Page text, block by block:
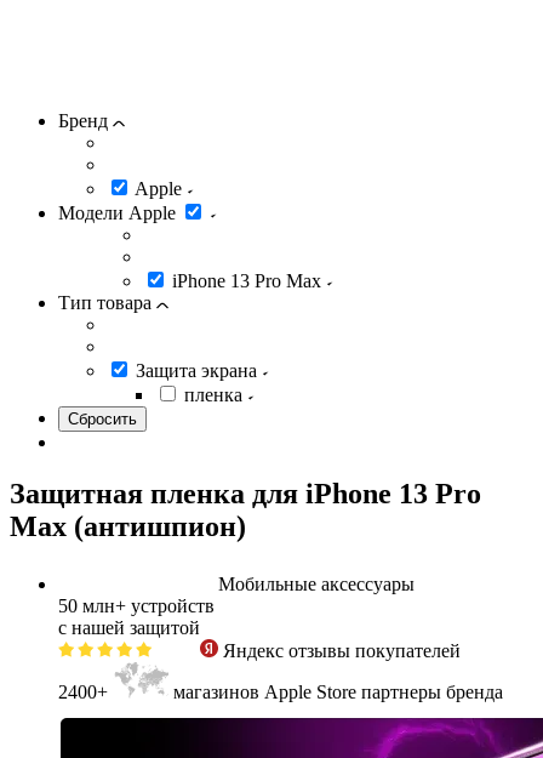
Бренд
Apple
Модели Apple
iPhone 13 Pro Max
Тип товара
Защита экрана
пленка
Защитная пленка для iPhone 13 Pro
Max (антишпион)
Мобильные аксессуары
50 млн+ устройств
с нашей защитой
Яндекс отзывы покупателей
2400+
магазинов Apple Store партнеры бренда